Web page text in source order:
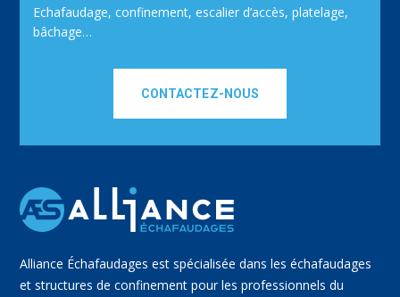
Echafaudage, confinement, escalier d’accès, platelage,
bâchage…
CONTACTEZ-NOUS
Alliance Échafaudages est spécialisée dans les échafaudages
et structures de confinement pour les professionnels du